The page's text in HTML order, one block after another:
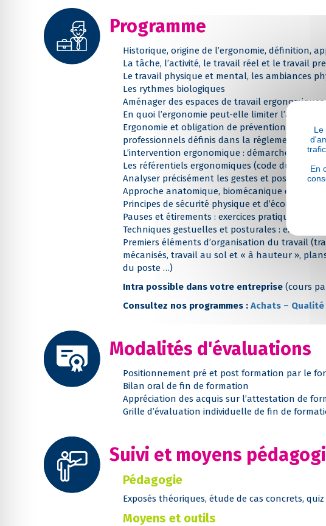
Programme
Historique, origine de l’ergonomie, définition,
La tâche, l’activité, le travail réel et le travail
Le travail physique et mental, les ambiances
Les rythmes biologiques
Aménager des espaces de travail
En quoi l’ergonomie peut-elle limiter
Ergonomie et obligation de prévention de la
professionnels définis dans la réglementation ?
L’intervention ergonomique : démarche,
Les référentiels ergonomiques (code du travail,
Analyser précisément les gestes et postures
Approche anatomique, biomécanique et
Principes de sécurité physique et d’économie
Pauses et étirements : exercices pratiques
Techniques gestuelles et posturales : exercices
Premiers éléments d’organisation du travail
mécanisés, travail au sol et « à hauteur »,
du poste …)
Intra possible dans votre entreprise (cours
Consultez nos programmes : Achats –
Modalités d'évaluations
Positionnement pré et post formation par le
Bilan oral de fin de formation
Appréciation des acquis sur l’attestation de
Grille d’évaluation individuelle de fin de
Suivi et moyens
Pédagogie
Exposés théoriques, étude de cas concrets,
Moyens et outils
Le
En